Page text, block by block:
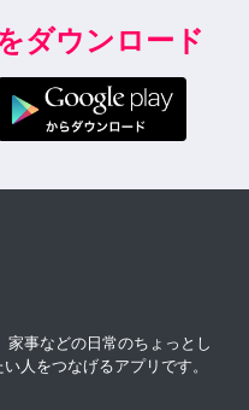
ダウンロード
事などの日常のちょっとし
人をつなげるアプリです。